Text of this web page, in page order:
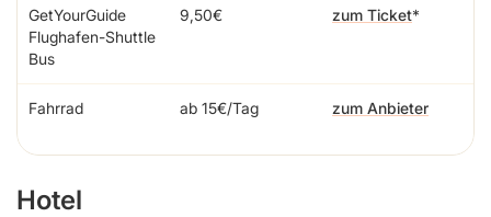
GetYourGuide
Flughafen-Shuttle
Bus
9,50€ zum Ticket
Fahrrad ab 15€/Tag zum Anbieter
Hotel